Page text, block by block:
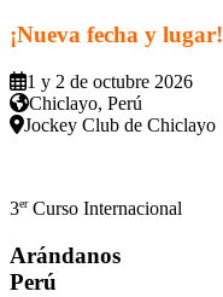
¡Nueva fecha y lugar!
1 y 2 de octubre 2026
Chiclayo, Perú
Jockey Club de Chiclayo
3erCurso Internacional
Arándanos
Perú